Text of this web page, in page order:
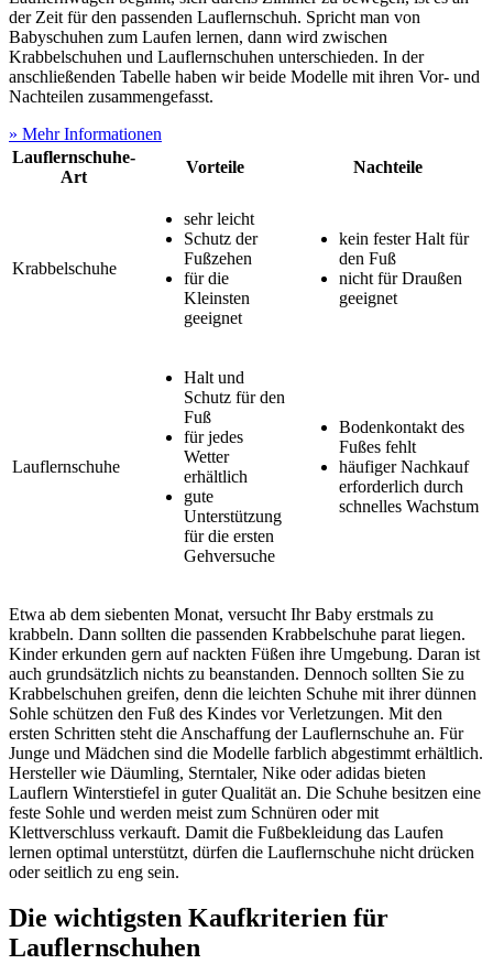
der Zeit für den passenden Lauflernschuh. Spricht man von
Babyschuhen zum Laufen lernen, dann wird zwischen
Krabbelschuhen und Lauflernschuhen unterschieden. In der
anschließenden Tabelle haben wir beide Modelle mit ihren Vor- und
Nachteilen zusammengefasst.
» Mehr Informationen
Lauflernschuhe-
Art
Vorteile Nachteile
Krabbelschuhe
sehr leicht
Schutz der
Fußzehen
für die
Kleinsten
geeignet
kein fester Halt für
den Fuß
nicht für Draußen
geeignet
Lauflernschuhe
Halt und
Schutz für den
Fuß
für jedes
Wetter
erhältlich
gute
Unterstützung
für die ersten
Gehversuche
Bodenkontakt des
Fußes fehlt
häufiger Nachkauf
erforderlich durch
schnelles Wachstum
Etwa ab dem siebenten Monat, versucht Ihr Baby erstmals zu
krabbeln. Dann sollten die passenden Krabbelschuhe parat liegen.
Kinder erkunden gern auf nackten Füßen ihre Umgebung. Daran ist
auch grundsätzlich nichts zu beanstanden. Dennoch sollten Sie zu
Krabbelschuhen greifen, denn die leichten Schuhe mit ihrer dünnen
Sohle schützen den Fuß des Kindes vor Verletzungen. Mit den
ersten Schritten steht die Anschaffung der Lauflernschuhe an. Für
Junge und Mädchen sind die Modelle farblich abgestimmt erhältlich.
Hersteller wie Däumling, Sterntaler, Nike oder adidas bieten
Lauflern Winterstiefel in guter Qualität an. Die Schuhe besitzen eine
feste Sohle und werden meist zum Schnüren oder mit
Klettverschluss verkauft. Damit die Fußbekleidung das Laufen
lernen optimal unterstützt, dürfen die Lauflernschuhe nicht drücken
oder seitlich zu eng sein.
Die wichtigsten Kaufkriterien für
Lauflernschuhen